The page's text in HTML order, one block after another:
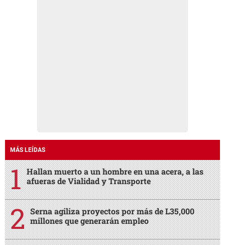
MÁS LEÍDAS
Hallan muerto a un hombre en una acera, a las
afueras de Vialidad y Transporte
Serna agiliza proyectos por más de L35,000
millones que generarán empleo